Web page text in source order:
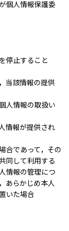
個人情報保護委
停止すること
当該情報の提供
人情報の取扱い
情報が提供され
合であって，その
同して利用する
情報の管理につ
あらかじめ本人
いた場合